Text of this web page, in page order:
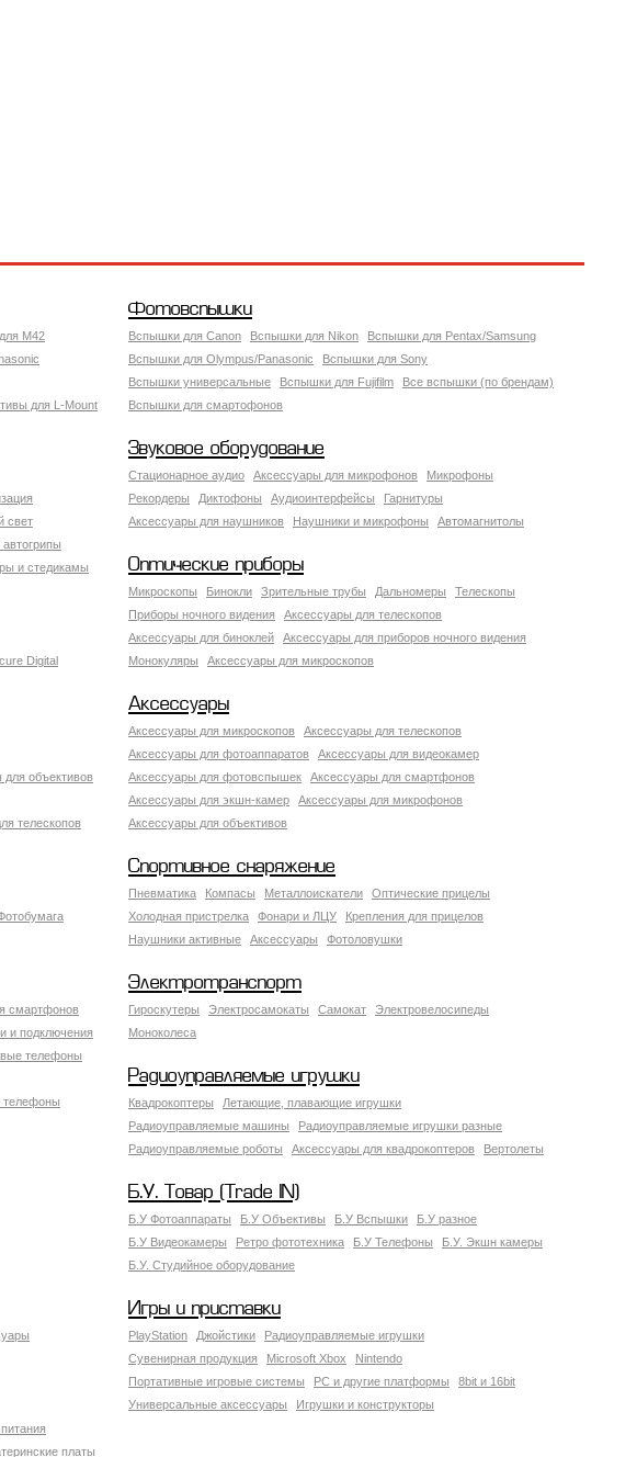
M42
для L-Mount
Фотовспышки
Вспышки для Canon Вспышки для Nikon
Вспышки для Pentax/Samsung
Вспышки для Olympus/Panasonic
Вспышки для Sony
Вспышки универсальные
Вспышки для Fujifilm
Все вспышки (по брендам)
Вспышки для смартофонов
свет
и стедикамы
Звуковое оборудование
Стационарное аудио Аксессуары для микрофонов
Микрофоны
Рекордеры
Диктофоны Аудиоинтерфейсы
Гарнитуры
Аксессуары для наушников
Наушники и микрофоны Автомагнитолы
Оптические приборы
Микроскопы Бинокли Зрительные трубы Дальномеры
Телескопы
Приборы ночного видения
Аксессуары для телескопов
Аксессуары для биноклей
Аксессуары для приборов ночного видения
Монокуляры
Аксессуары для микроскопов
Digital
Аксессуары
Аксессуары для микроскопов
Аксессуары для телескопов
Аксессуары для фотоаппаратов
Аксессуары для видеокамер
Аксессуары для фотовспышек
Аксессуары для смартфонов
Аксессуары для экшн-камер
Аксессуары для микрофонов
Аксессуары для объективов
для объективов
телескопов
Спортивное снаряжение
Пневматика Компасы Металлоискатели
Оптические прицелы
Холодная пристрелка
Фонари и ЛЦУ
Крепления для прицелов
Наушники активные
Аксессуары Фотоловушки
смартфонов
и подключения
телефоны
телефоны
Электротранспорт
Гироскутеры Электросамокаты Самокат
Электровелосипеды
Моноколеса
Радиоуправляемые игрушки
Квадрокоптеры
Летающие, плавающие игрушки
Радиоуправляемые машины
Радиоуправляемые игрушки разные
Радиоуправляемые роботы
Аксессуары для квадрокоптеров Вертолеты
Б.У. Товар (Trade IN)
Б.У Фотоаппараты Б.У Объективы Б.У Вспышки
Б.У разное
Б.У Видеокамеры
Ретро фототехника Б.У Телефоны
Б.У. Экшн камеры
Б.У. Студийное оборудование
Игры и приставки
PlayStation Джойстики
Радиоуправляемые игрушки
Сувенирная продукция
Microsoft Xbox
Nintendo
Портативные игровые системы
PC и другие платформы
8bit и 16bit
Универсальные аксессуары
Игрушки и конструкторы
платы